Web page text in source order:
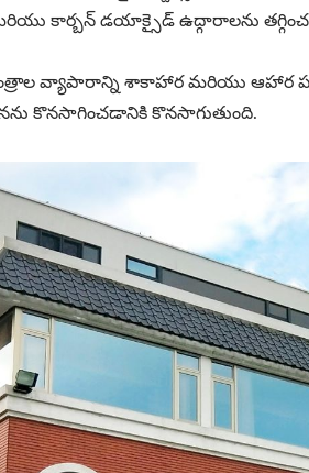
కార్బన్ డయాక్సైడ్ ఉద్గారాలను
వ్యాపారాన్ని శాకాహార మరియు ఆహార
కొనసాగించడానికి కొనసాగుతుంది.